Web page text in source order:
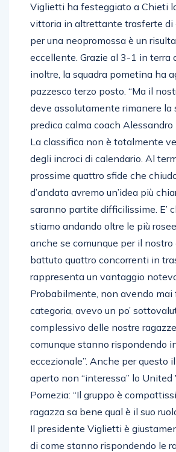
Viglietti ha festeggiato a Chieti
vittoria in altrettante trasferte di
per una neopromossa è un
eccellente. Grazie al 3-1 in terra
inoltre, la squadra pometina ha
pazzesco terzo posto. “Ma il
deve assolutamente rimanere la
predica calma coach Alessandro
La classifica non è totalmente
degli incroci di calendario. Al
prossime quattro sfide che
d’andata avremo un’idea più
saranno partite difficilissime. E’
stiamo andando oltre le più
anche se comunque per il
battuto quattro concorrenti in
rappresenta un vantaggio
Probabilmente, non avendo
categoria, avevo un po’
complessivo delle nostre
comunque stanno rispondendo
eccezionale”. Anche per questo
aperto non “interessa” lo United
Pomezia: “Il gruppo è
ragazza sa bene qual è il suo
Il presidente Viglietti è
di come stanno rispondendo le